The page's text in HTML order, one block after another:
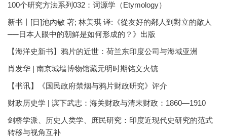
100个研究方法系列032：词源学（Etymology）
新书丨[日]池內敏 著; 林美琪 译:《從友好的鄰人到對立的敵人
──日本人眼中的朝鮮是如何形成的？》出版
【海洋史新书】鸦片的近世：荷兰东印度公司与海域亚洲
肖发华 | 南京城墙博物馆藏元明时期铭文火铳
【书讯】《国民政府禁烟与鸦片财政研究》评介
财政历史学 | 滨下武志：海关财政与清末财政：1860—1910
剑桥学派、历史人类学、庶民研究：印度近现代史研究的范式
转移与视角互补